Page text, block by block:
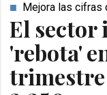
El
'rebota'
trimestre
Mejora las cifras